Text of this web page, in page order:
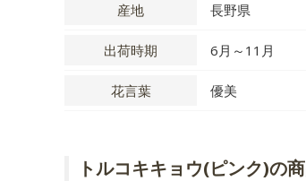
産地 長野県
出荷時期 6月～11月
花言葉 優美
トルコキキョウ(ピンク)の